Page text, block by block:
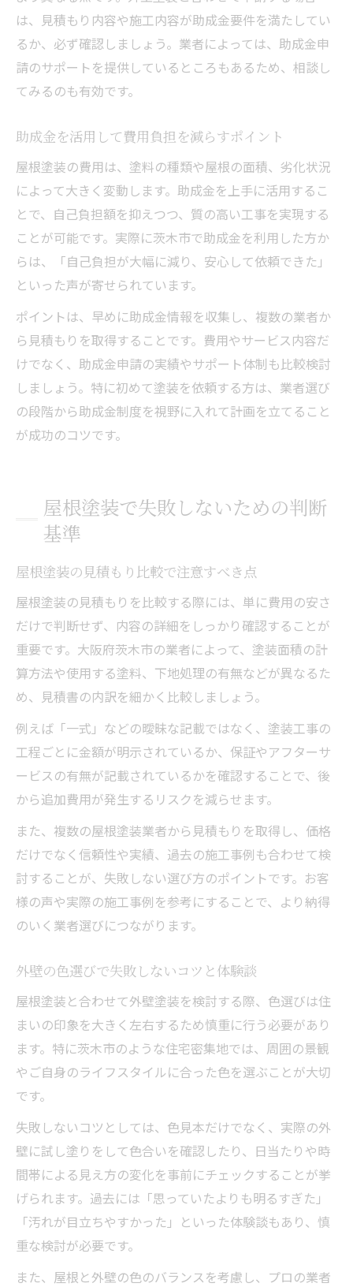
は、見積もり内容や施工内容が助成金要件を満たしてい
るか、必ず確認しましょう。業者によっては、助成金申
請のサポートを提供しているところもあるため、相談し
てみるのも有効です。
助成金を活用して費用負担を減らすポイント
屋根塗装の費用は、塗料の種類や屋根の面積、劣化状況
によって大きく変動します。助成金を上手に活用するこ
とで、自己負担額を抑えつつ、質の高い工事を実現する
ことが可能です。実際に茨木市で助成金を利用した方か
らは、「自己負担が大幅に減り、安心して依頼できた」
といった声が寄せられています。
ポイントは、早めに助成金情報を収集し、複数の業者か
ら見積もりを取得することです。費用やサービス内容だ
けでなく、助成金申請の実績やサポート体制も比較検討
しましょう。特に初めて塗装を依頼する方は、業者選び
の段階から助成金制度を視野に入れて計画を立てること
が成功のコツです。
屋根塗装で失敗しないための判断
基準
屋根塗装の見積もり比較で注意すべき点
屋根塗装の見積もりを比較する際には、単に費用の安さ
だけで判断せず、内容の詳細をしっかり確認することが
重要です。大阪府茨木市の業者によって、塗装面積の計
算方法や使用する塗料、下地処理の有無などが異なるた
め、見積書の内訳を細かく比較しましょう。
例えば「一式」などの曖昧な記載ではなく、塗装工事の
工程ごとに金額が明示されているか、保証やアフターサ
ービスの有無が記載されているかを確認することで、後
から追加費用が発生するリスクを減らせます。
また、複数の屋根塗装業者から見積もりを取得し、価格
だけでなく信頼性や実績、過去の施工事例も合わせて検
討することが、失敗しない選び方のポイントです。お客
様の声や実際の施工事例を参考にすることで、より納得
のいく業者選びにつながります。
外壁の色選びで失敗しないコツと体験談
屋根塗装と合わせて外壁塗装を検討する際、色選びは住
まいの印象を大きく左右するため慎重に行う必要があり
ます。特に茨木市のような住宅密集地では、周囲の景観
やご自身のライフスタイルに合った色を選ぶことが大切
です。
失敗しないコツとしては、色見本だけでなく、実際の外
壁に試し塗りをして色合いを確認したり、日当たりや時
間帯による見え方の変化を事前にチェックすることが挙
げられます。過去には「思っていたよりも明るすぎた」
「汚れが目立ちやすかった」といった体験談もあり、慎
重な検討が必要です。
また、屋根と外壁の色のバランスを考慮し、プロの業者